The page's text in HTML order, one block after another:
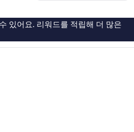
요,
이
후
있어요. 리워드를 적립해 더 많은